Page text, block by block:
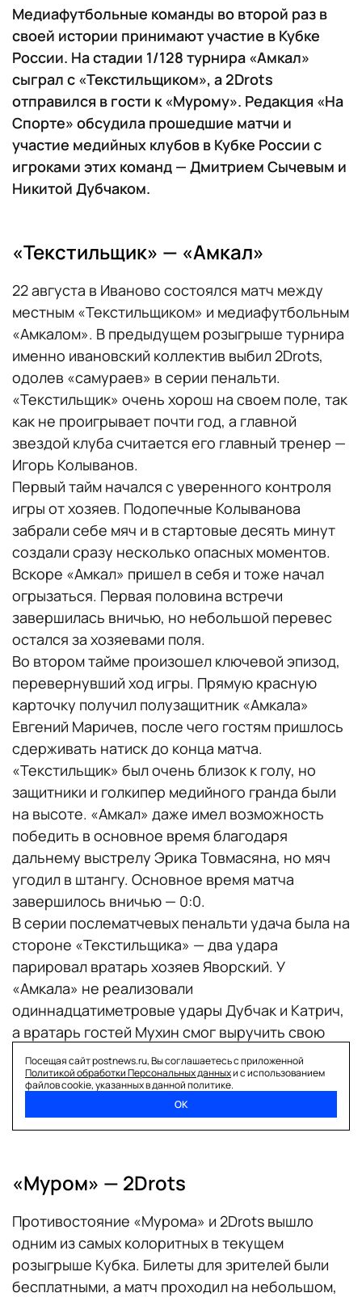
Медиафутбольные команды во второй раз в
своей истории принимают участие в Кубке
России. На стадии 1/128 турнира «Амкал»
сыграл с «Текстильщиком», а 2Drots
отправился в гости к «Мурому». Редакция «На
Спорте» обсудила прошедшие матчи и
участие медийных клубов в Кубке России с
игроками этих команд — Дмитрием Сычевым и
Никитой Дубчаком.
«Текстильщик» — «Амкал»
22 августа в Иваново состоялся матч между
местным «Текстильщиком» и медиафутбольным
«Амкалом». В предыдущем розыгрыше турнира
именно ивановский коллектив выбил 2Drots,
одолев «самураев» в серии пенальти.
«Текстильщик» очень хорош на своем поле, так
как не проигрывает почти год, а главной
звездой клуба считается его главный тренер —
Игорь Колыванов.
Первый тайм начался с уверенного контроля
игры от хозяев. Подопечные Колыванова
забрали себе мяч и в стартовые десять минут
создали сразу несколько опасных моментов.
Вскоре «Амкал» пришел в себя и тоже начал
огрызаться. Первая половина встречи
завершилась вничью, но небольшой перевес
остался за хозяевами поля.
Во втором тайме произошел ключевой эпизод,
перевернувший ход игры. Прямую красную
карточку получил полузащитник «Амкала»
Евгений Маричев, после чего гостям пришлось
сдерживать натиск до конца матча.
«Текстильщик» был очень близок к голу, но
защитники и голкипер медийного гранда были
на высоте. «Амкал» даже имел возможность
победить в основное время благодаря
дальнему выстрелу Эрика Товмасяна, но мяч
угодил в штангу. Основное время матча
завершилось вничью — 0:0.
В серии послематчевых пенальти удача была на
стороне «Текстильщика» — два удара
парировал вратарь хозяев Яворский. У
«Амкала» не реализовали
одиннадцатиметровые удары Дубчак и Катрич,
а вратарь гостей Мухин смог выручить свою
команду лишь однажды. В драматичном и
напряженном матче «Амкал» потерпел
поражение в серии пенальти и покинул турнир
на стадии 1/128 Кубка России.
«Муром» — 2Drots
Противостояние «Мурома» и 2Drots вышло
одним из самых колоритных в текущем
розыгрыше Кубка. Билеты для зрителей были
бесплатными, а матч проходил на небольшом,
Посещая сайт postnews.ru, Вы соглашаетесь с приложенной
Политикой обработки Персональных данныхи с использованием
файлов cookie, указанных в данной политике.
ОК